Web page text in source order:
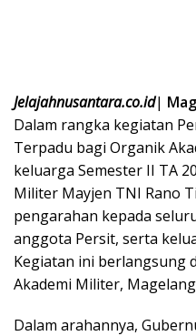
Jelajahnusantara.co.id|
Dalam rangka kegiatan
Terpadu bagi Organik
keluarga Semester II TA
Militer Mayjen TNI Rano
pengarahan kepada
anggota Persit, serta
Kegiatan ini berlangsung
Akademi Militer,
Dalam arahannya,